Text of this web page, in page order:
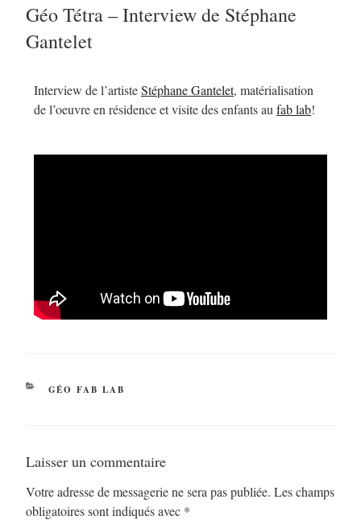
Géo Tétra – Interview de Stéphane
Gantelet
Interview de l’artisteStéphane Gantelet, matérialisation
de l’oeuvre en résidence et visite des enfants au fab lab!
GÉO FAB LAB
Laisser un commentaire
Votre adresse de messagerie ne sera pas publiée. Les champs
obligatoires sont indiqués avec *